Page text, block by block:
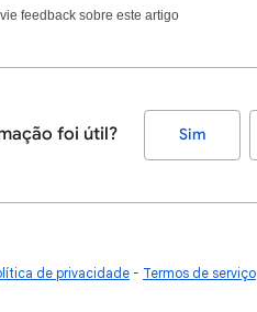
feedback sobre este artigo
foi útil? Sim
de privacidade Termos de serviço